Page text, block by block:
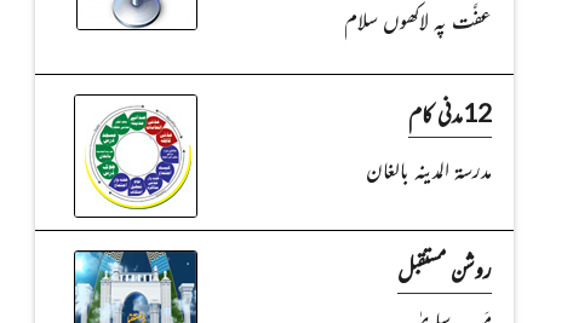
عفَّت پہ لاکھوں سلام
12مدنی کام
مدرسۃ المدینہ بالغان
روشن مستقبل